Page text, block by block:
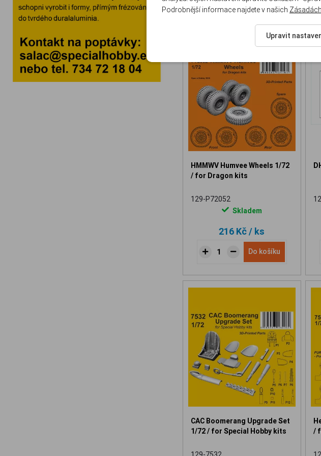
NOVINKA
HMMWV Humvee Wheels 1/72
/ for Dragon kits
129-P72052
Skladem
216 Kč/ ks
Do košíku
CAC Boomerang Upgrade Set
1/72 / for Special Hobby kits
/
Podrobnější informace najdete v našich
Upravit